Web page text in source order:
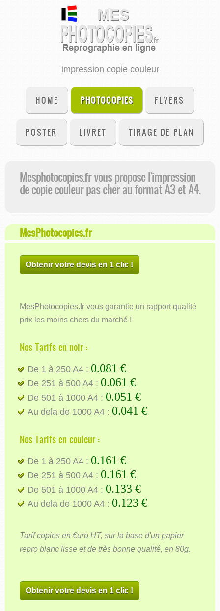
impression copie couleur
HOME PHOTOCOPIES FLYERS
POSTER LIVRET TIRAGE DE PLAN
Mesphotocopies.fr vous propose l'impression
de copie couleur pas cher au format A3 et A4.
MesPhotocopies.fr
Obtenir votre devis en 1 clic !
MesPhotocopies.fr vous garantie un rapport qualité
prix les moins chers du marché !
Nos Tarifs en noir :
De 1 à 250 A4 : 0.081 €
De 251 à 500 A4 : 0.061 €
De 501 à 1000 A4 : 0.051 €
Au dela de 1000 A4 : 0.041 €
Nos Tarifs en couleur :
De 1 à 250 A4 : 0.161 €
De 251 à 500 A4 : 0.161 €
De 501 à 1000 A4 : 0.133 €
Au dela de 1000 A4 : 0.123 €
Tarif copies en €uro HT, sur la base d'un papier
repro blanc lisse et de très bonne qualité, en 80g.
Obtenir votre devis en 1 clic !